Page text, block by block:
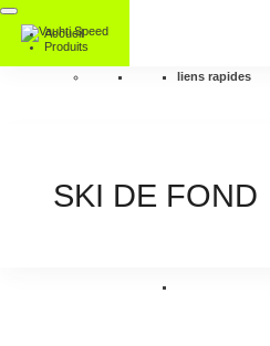
Accueil
Produits
liens rapides
SKI DE FOND